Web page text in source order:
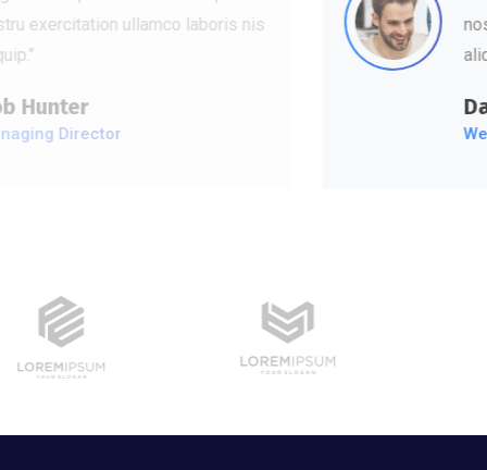
nostru exercitation ullamco laboris nis